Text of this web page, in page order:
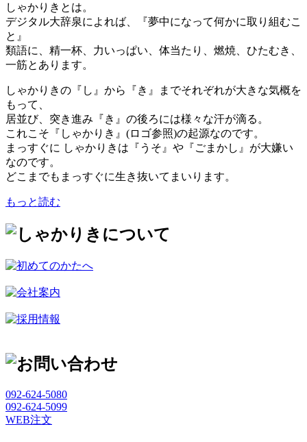
しゃかりきとは。
デジタル大辞泉によれば、『夢中になって何かに取り組むこ
と』
類語に、精一杯、力いっぱい、体当たり、燃焼、ひたむき、
一筋とあります。
しゃかりきの『し』から『き』までそれぞれが大きな気概を
もって、
居並び、突き進み『き』の後ろには様々な汗が滴る。
これこそ『しゃかりき』(ロゴ参照)の起源なのです。
まっすぐに しゃかりきは『うそ』や『ごまかし』が大嫌い
なのです。
どこまでもまっすぐに生き抜いてまいります。
もっと読む
092-624-5080
092-624-5099
WEB注文